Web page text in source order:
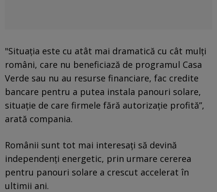
"Situaţia este cu atât mai dramatică cu cât mulţi
români, care nu beneficiază de programul Casa
Verde sau nu au resurse financiare, fac credite
bancare pentru a putea instala panouri solare,
situaţie de care firmele fără autorizaţie profită”,
arată compania.
Românii sunt tot mai interesaţi să devină
independenţi energetic, prin urmare cererea
pentru panouri solare a crescut accelerat în
ultimii ani.